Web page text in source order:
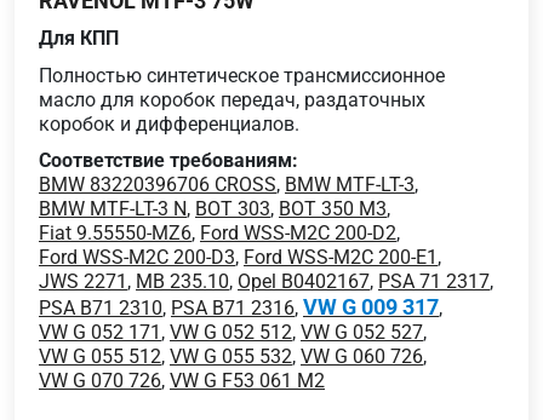
Для КПП
Полностью синтетическое трансмиссионное
масло для коробок передач, раздаточных
коробок и дифференциалов.
Соответствие требованиям:
BMW 83220396706 CROSS, BMW MTF-LT-3,
BMW MTF-LT-3 N, BOT 303, BOT 350 M3,
Fiat 9.55550-MZ6, Ford WSS-M2C 200-D2,
Ford WSS-M2C 200-D3, Ford WSS-M2C 200-E1 ,
JWS 2271 , MB 235.10, Opel B0402167, PSA 71 2317,
PSA B71 2310, PSA B71 2316, VW G 009 317,
VW G 052 171 , VW G 052 512, VW G 052 527,
VW G 055 512, VW G 055 532, VW G 060 726,
VW G 070 726, VW G F53 061 M2